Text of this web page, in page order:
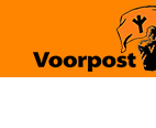
inhoud